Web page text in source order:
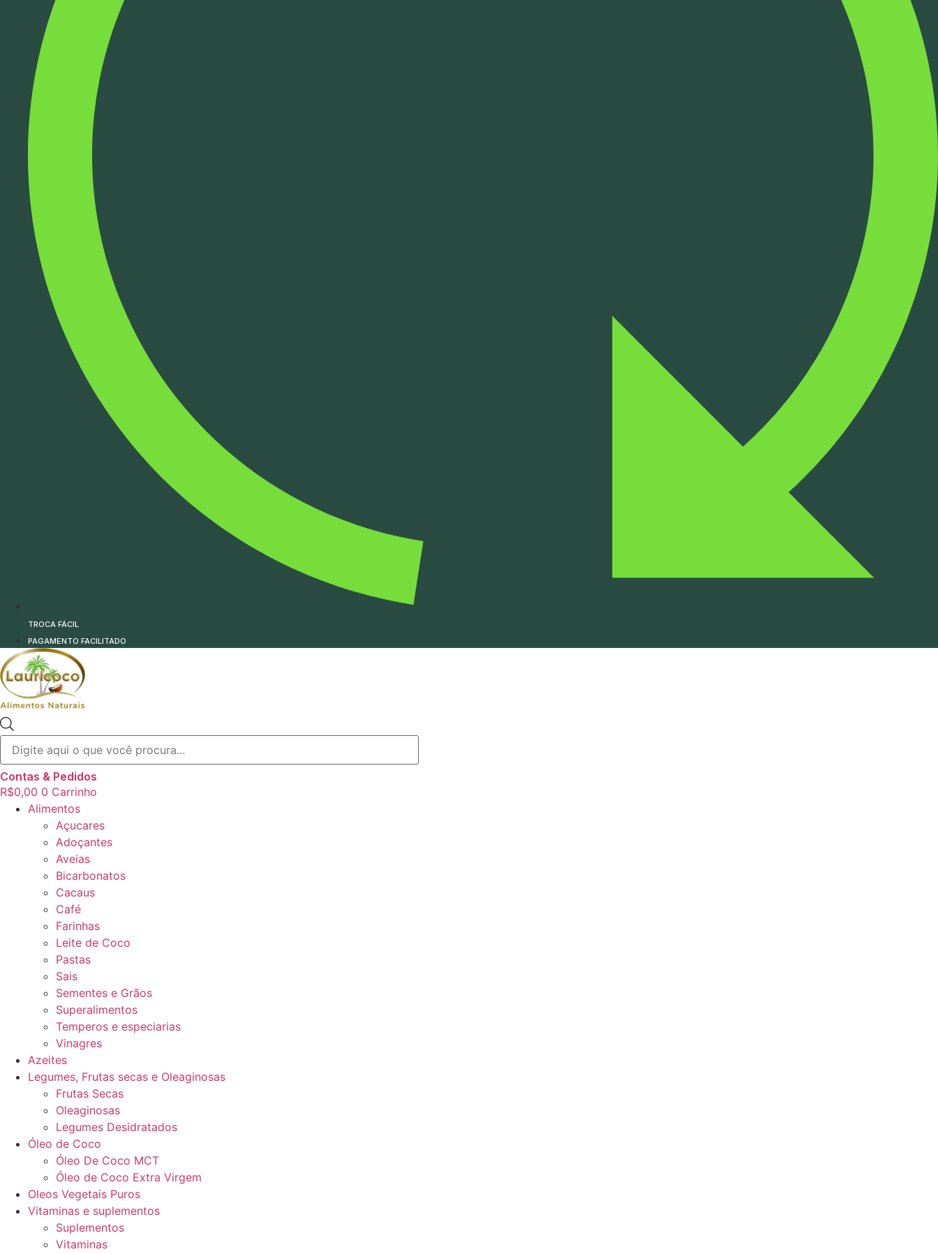
TROCA FÁCIL
PAGAMENTO FACILITADO
produtos
Contas & Pedidos
R$0,00 0 Carrinho
Alimentos
Açucares
Adoçantes
Aveias
Bicarbonatos
Cacaus
Café
Farinhas
Leite de Coco
Pastas
Sais
Sementes e Grãos
Superalimentos
Temperos e especiarias
Vinagres
Azeites
Legumes, Frutas secas e Oleaginosas
Frutas Secas
Oleaginosas
Legumes Desidratados
Óleo de Coco
Óleo De Coco MCT
Óleo de Coco Extra Virgem
Oleos Vegetais Puros
Vitaminas e suplementos
Suplementos
Vitaminas